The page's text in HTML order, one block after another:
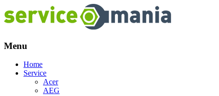
Menu
Skip
Home
Service
Acer
AEG